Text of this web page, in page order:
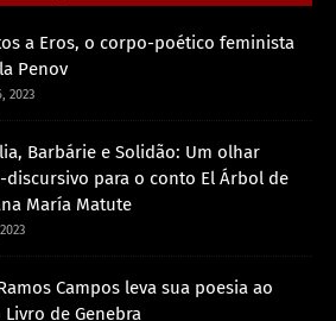
a Eros, o corpo-poético feminista
Penov
2023
Barbárie e Solidão: Um olhar
discursivo para o conto El Árbol de
María Matute
Campos leva sua poesia ao
Livro de Genebra